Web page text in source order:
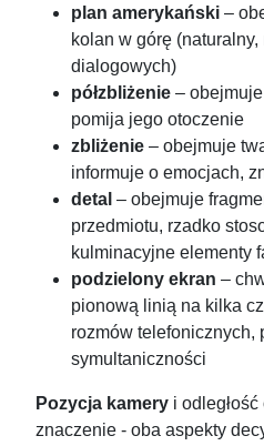
plan amerykański –
kolan w górę
dialogowych)
półzbliżenie –
pomija jego otoczenie
zbliżenie – obejmuje
informuje o emocjach,
detal – obejmuje
przedmiotu, rzadko
kulminacyjne elementy
podzielony ekran –
pionową linią na kilka
rozmów telefonicznych,
symultaniczności
Pozycja kamery i
znaczenie - oba aspekty